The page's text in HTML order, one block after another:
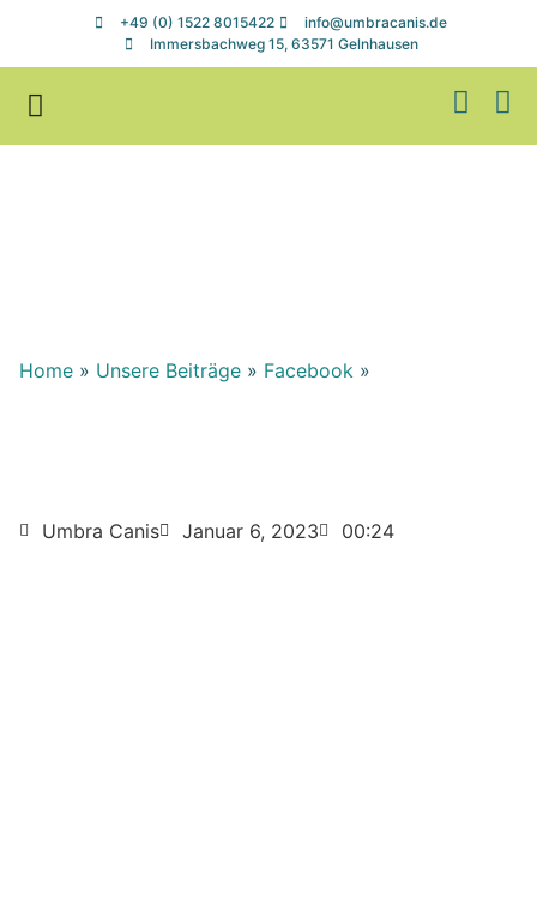
+49 (0) 1522 8015422
info@umbracanis.de
Immersbachweg 15, 63571 Gelnhausen
Home » Unsere Beiträge » Facebook »
Umbra Canis Januar 6, 2023 00:24